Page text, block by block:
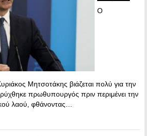
Ο
Μητσοτάκης βιάζεται πολύ για την
πρωθυπουργός πριν περιμένει την
λαού, φθάνοντας…